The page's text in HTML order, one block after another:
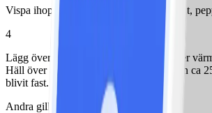
Vispa ihop ägg och mjölk. Blanda ner salt,
4
Lägg över tomater i en ugnsfast form eller
Häll över äggstanning och ställ in i ugnen ca
blivit fast.
Andra gillade också